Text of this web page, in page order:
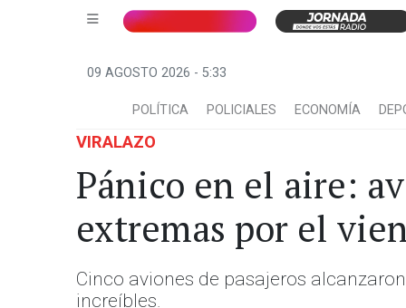
09 AGOSTO 2026 - 5:33
POLÍTICA POLICIALES ECONOMÍA
VIRALAZO
Pánico en el aire:
extremas por el
Cinco aviones de pasajeros
increíbles.